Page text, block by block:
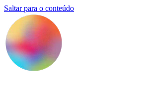
Saltar para o conteúdo